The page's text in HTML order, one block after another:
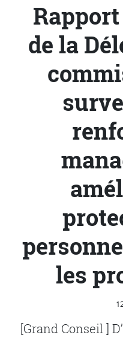
de la
les
[Grand Conseil ]